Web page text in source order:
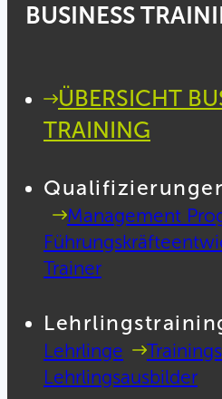
BUSINESS
ÜBERSICHT
TRAINING
Management
Trainer
Lehrlinge
Lehrlingsausbilder